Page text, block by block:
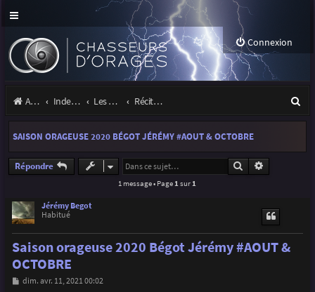
Connexion
Accueil Index du forum Les orages Récits et photos d'orages
e
SAISON ORAGEUSE 2020 BÉGOT JÉRÉMY #AOUT & OCTOBRE
Répondre Rechercher
1 message • Page 1 sur 1
Jérémy Begot
Habitué
Saison orageuse 2020 Bégot Jérémy #AOUT &
OCTOBRE
M
dim. avr. 11, 2021 00:02